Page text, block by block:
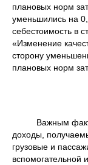
плановых норм
уменьшились на
себестоимость в
«Изменение
сторону
плановых норм
Важным
доходы,
грузовые и
вспомогательной